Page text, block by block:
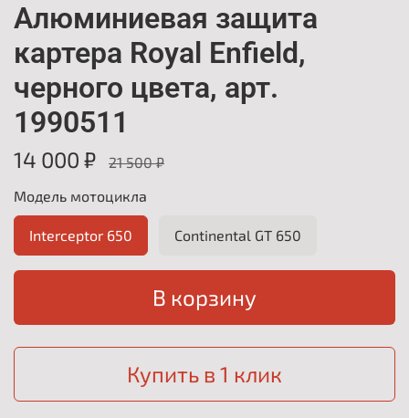
Алюминиевая защита
картера Royal Enfield,
черного цвета, арт.
1990511
14 000 ₽ 21 500 ₽
В корзину
Купить в 1 клик
Модель мотоцикла
Interceptor 650 Continental GT 650